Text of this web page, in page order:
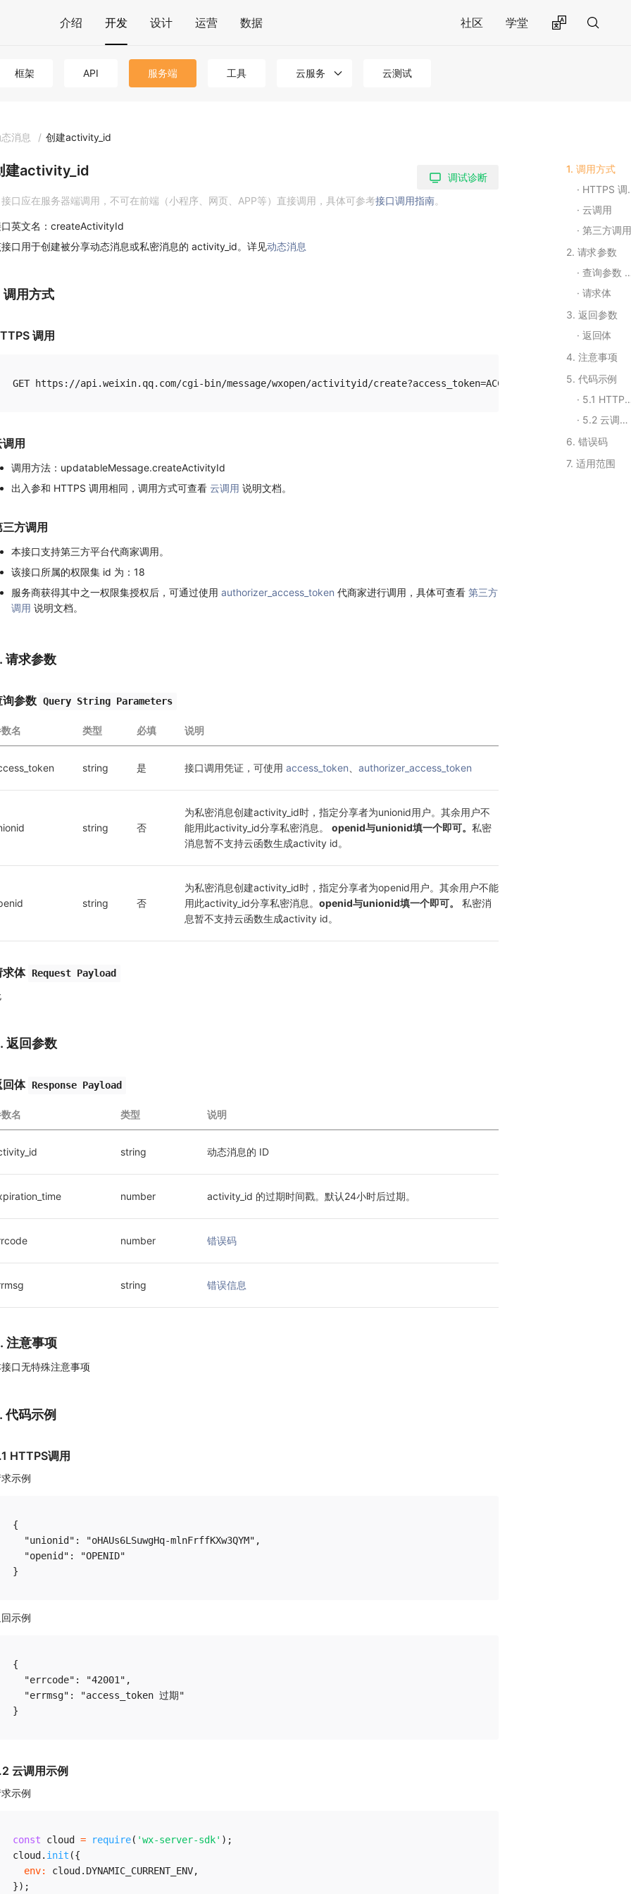
介绍 开发 设计 运营 数据 社区 学堂
框架 API 服务端 工具 云服务 云测试
消息 / 创建activity_id
建activity_id
调试诊断
接口应在服务器端调用，不可在前端（小程序、网页、APP等）直接调用，具体可参考接口调用指南。
英文名：createActivityId
口用于创建被分享动态消息或私密消息的 activity_id。详见动态消息
调用方式
调用
用
调用方法：updatableMessage.createActivityId
出入参和 HTTPS 调用相同，调用方式可查看 云调用 说明文档。
三方调用
本接口支持第三方平台代商家调用。
该接口所属的权限集 id 为：18
服务商获得其中之一权限集授权后，可通过使用 authorizer_access_token 代商家进行调用，具体可查看 第三方
调用 说明文档。
请求参数
询参数 Query String Parameters
名 类型 必填 说明
string 是 接口调用凭证，可使用 access_token authorizer_access_token
string 否
为私密消息创建activity_id时，指定分享者为unionid用户。其余用户不
能用此activity_id分享私密消息。 openid与unionid填一个即可。 私密
消息暂不支持云函数生成activity id。
string 否
为私密消息创建activity_id时，指定分享者为openid用户。其余用户不能
用此activity_id分享私密消息。 openid与unionid填一个即可。
私密消
息暂不支持云函数生成activity id。
求体 Request Payload
返回参数
回体 Response Payload
名 类型 说明
string 动态消息的 ID
number activity_id 的过期时间戳。默认24小时后过期。
number 错误码
string 错误信息
注意事项
口无特殊注意事项
代码示例
HTTPS调用
示例
{
  "unionid": "oHAUs6LSuwgHq-mlnFrffKXw3QYM",
  "openid": "OPENID"
示例
{
  "errcode": "42001",
  "errmsg": "access_token 过期"
云调用示例
示例
const cloud = require( 'wx-server-sdk' ) ;
cloud. init ({
env: cloud. DYNAMIC_CURRENT_ENV,
}) ;
1. 调用方式
HTTPS 调用
云调用
第三方调用
2. 请求参数
查询参数 Query String Parameters
请求体
3. 返回参数
返回体
4. 注意事项
5. 代码示例
5.1 HTTPS调用
5.2 云调用示例
6. 错误码
7. 适用范围